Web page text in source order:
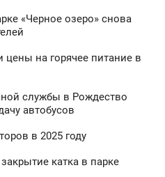
«Черное озеро» снова
цены на горячее питание в
службы в Рождество
автобусов
в 2025 году
катка в парке